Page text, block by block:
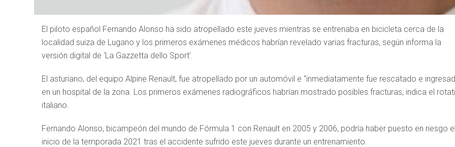
El piloto español Fernando Alonso ha sido atropellado este jueves mientras se entrenaba en bicicleta cerca de la
localidad suiza de Lugano y los primeros exámenes médicos habrían revelado varias fracturas, según informa la
versión digital de ‘La Gazzetta dello Sport’.
El asturiano, del equipo Alpine Renault, fue atropellado por un automóvil e “inmediatamente fue rescatado e
en un hospital de la zona. Los primeros exámenes radiográficos habrían mostrado posibles fracturas, indica el
italiano.
Fernando Alonso, bicampeón del mundo de Fórmula 1 con Renault en 2005 y 2006, podría haber puesto en riesgo el
inicio de la temporada 2021 tras el accidente sufrido este jueves durante un entrenamiento.